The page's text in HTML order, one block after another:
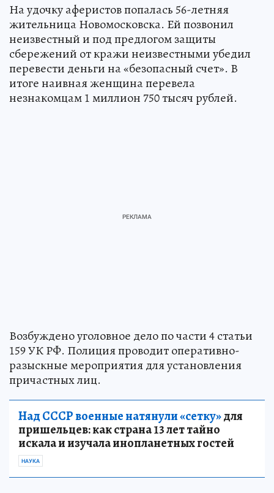
На удочку аферистов попалась 56-летняя
жительница Новомосковска. Ей позвонил
неизвестный и под предлогом защиты
сбережений от кражи неизвестными убедил
перевести деньги на «безопасный счет». В
итоге наивная женщина перевела
незнакомцам 1 миллион 750 тысяч рублей.
Возбуждено уголовное дело по части 4 статьи
159 УК РФ. Полиция проводит оперативно-
разыскные мероприятия для установления
причастных лиц.
Над СССР военные натянули «сетку»для
пришельцев: как страна 13 лет тайно
искала и изучала инопланетных гостей
НАУКА